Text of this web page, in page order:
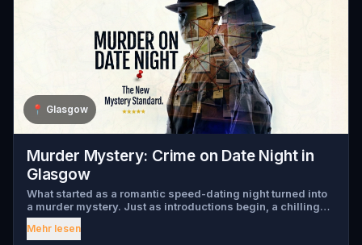
📍 Glasgow
Murder Mystery: Crime on Date Night in
Glasgow
What started as a romantic speed-dating night turned into
a murder mystery. Just as introductions begin, a chilling
scream tears through the crowd, one of the guests has
been murdered , and the killer has fled into the city. Before
Mehr lesen